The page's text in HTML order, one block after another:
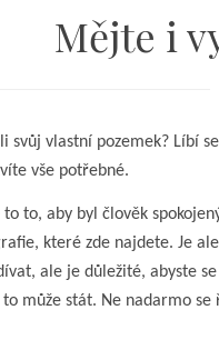
Mějte i
vlastní pozemek? Líbí
vše potřebné.
to, aby byl člověk
které zde najdete. Je
ale je důležité, abyste
může stát. Ne nadarmo